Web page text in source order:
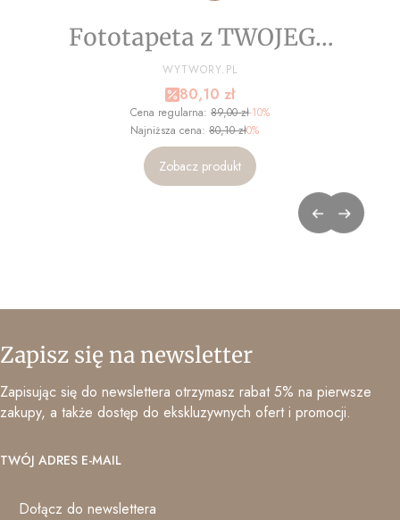
Fototapeta z TWOJEGO
ZDJĘCIA - NA WYMIAR
PRODUCENT
WYTWORY.PL
Cena promocyjna
80,10 zł
Cena regularna: 89,00 zł-10%
Najniższa cena: 80,10 zł0%
Zobacz produkt
Zapisz się na newsletter
Zapisując się do newslettera otrzymasz rabat 5% na pierwsze
zakupy, a także dostęp do ekskluzywnych ofert i promocji.
TWÓJ ADRES E-MAIL
Dołącz do newslettera